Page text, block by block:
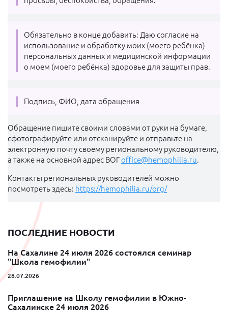
Обязательно в конце добавить: Даю согласие на
использование и обработку моих (моего ребёнка)
персональных данных и медицинской информации
о моем (моего ребёнка) здоровье для защиты прав.
Подпись, ФИО, дата обращения
Обращение пишите своими словами от руки на бумаге,
сфотографируйте или отсканируйте и отправьте на
электронную почту своему региональному руководителю,
а также на основной адрес ВОГoffice@hemophilia.ru.
Контакты региональных руководителей можно
посмотреть здесь: https://hemophilia.ru/org/
ПОСЛЕДНИЕ НОВОСТИ
На Сахалине 24 июля 2026 состоялся семинар
"Школа гемофилии"
28.07.2026
Приглашение на Школу гемофилии в Южно-
Сахалинске 24 июля 2026